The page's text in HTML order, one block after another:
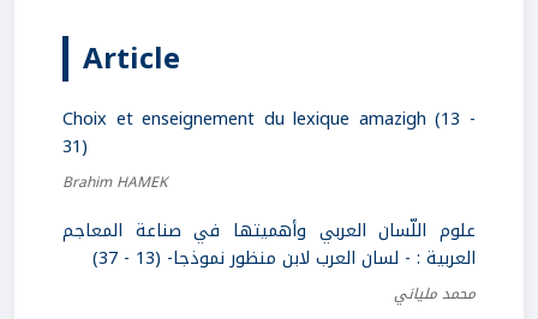
Article
Choix et enseignement du lexique amazigh (13 -
31)
Brahim HAMEK
علوم اللّسان العربي وأهميتها في صناعة المعاجم
العربية : - لسان العرب لابن منظور نموذجا- (13 - 37)
محمد ملياني